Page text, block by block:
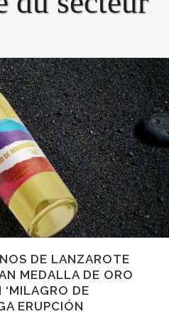
DE LANZAROTE
MEDALLA DE ORO
DE
ERUPCIÓN